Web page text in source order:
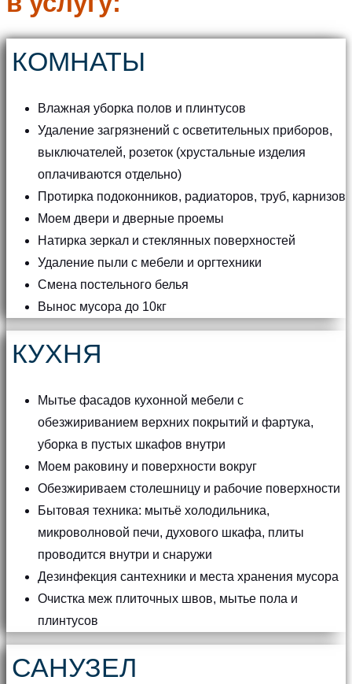
КОМНАТЫ
Влажная уборка полов и плинтусов
Удаление загрязнений с осветительных приборов,
выключателей, розеток (хрустальные изделия
оплачиваются отдельно)
Протирка подоконников, радиаторов, труб, карнизов
Моем двери и дверные проемы
Натирка зеркал и стеклянных поверхностей
Удаление пыли с мебели и оргтехники
Смена постельного белья
Вынос мусора до 10кг
КУХНЯ
Мытье фасадов кухонной мебели с
обезжириванием верхних покрытий и фартука,
уборка в пустых шкафов внутри
Моем раковину и поверхности вокруг
Обезжириваем столешницу и рабочие поверхности
Бытовая техника: мытьё холодильника,
микроволновой печи, духового шкафа, плиты
проводится внутри и снаружи
Дезинфекция сантехники и места хранения мусора
Очистка меж плиточных швов, мытье пола и
плинтусов
САНУЗЕЛ